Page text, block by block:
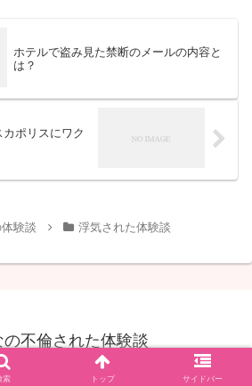
ホテルで盗み見た禁断のメールの内容と
は？
ポリスにワク
験談 浮気された体験談
の不倫された体験談
んなの不倫された体験談.
索 トップ サイドバー